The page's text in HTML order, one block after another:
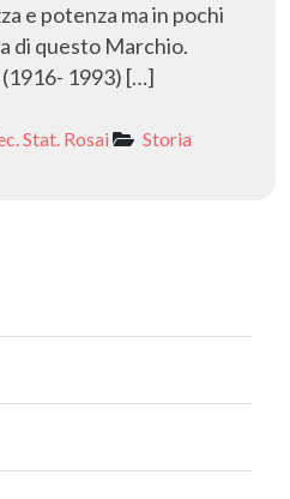
e potenza ma in pochi
di questo Marchio.
1993) […]
Stat. Rosai
Storia